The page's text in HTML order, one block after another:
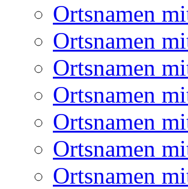
Ortsnamen
Ortsnamen
Ortsnamen
Ortsnamen
Ortsnamen
Ortsnamen
Ortsnamen